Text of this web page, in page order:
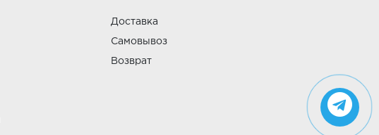
Доставка
Самовывоз
Возврат